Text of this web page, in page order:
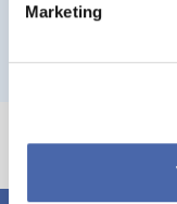
Marketing